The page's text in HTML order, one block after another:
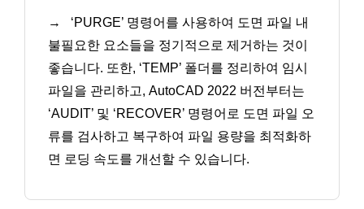
→
‘PURGE’ 명령어를 사용하여 도면 파일 내
불필요한 요소들을 정기적으로 제거하는 것이
좋습니다. 또한, ‘TEMP’ 폴더를 정리하여 임시
파일을 관리하고, AutoCAD 2022 버전부터는
‘AUDIT’ 및 ‘RECOVER’ 명령어로 도면 파일 오
류를 검사하고 복구하여 파일 용량을 최적화하
면 로딩 속도를 개선할 수 있습니다.